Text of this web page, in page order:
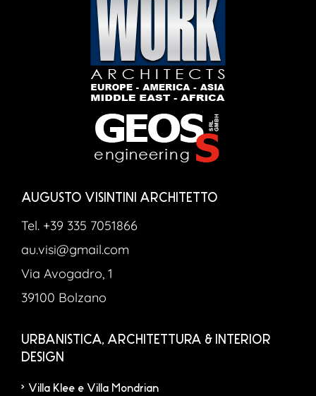
AUGUSTO VISINTINI ARCHITETTO
Tel. +39 335 7051866
au.visi@gmail.com
Via Avogadro, 1
39100 Bolzano
URBANISTICA, ARCHITETTURA & INTERIOR
DESIGN
Villa Klee e Villa Mondrian